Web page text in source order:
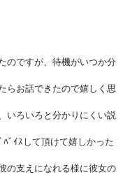
のですが、待機がいつか分
らお話できたので嬉しく思
いろいろと分かりにくい説
ﾞｲｽして頂けて嬉しかった
の支えになれる様に彼女の